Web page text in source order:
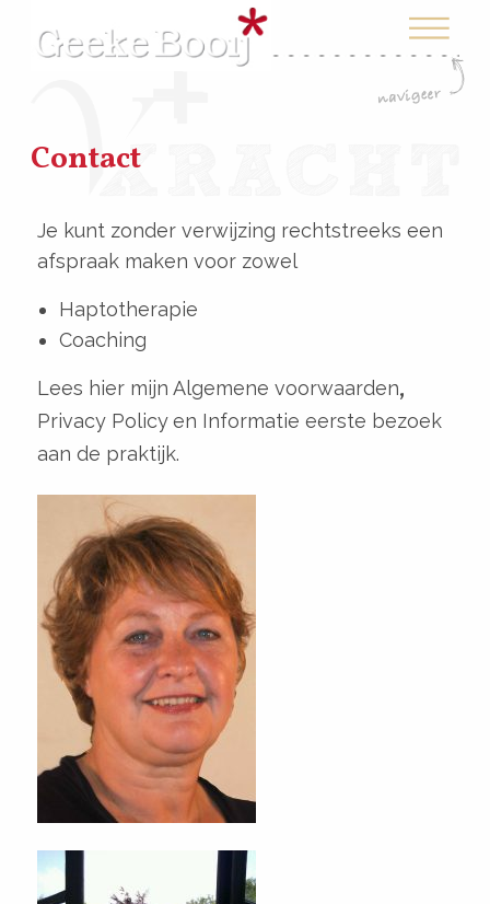
Contact
Je kunt zonder verwijzing rechtstreeks een
afspraak maken voor zowel
Haptotherapie
Coaching
Lees hier mijn Algemene voorwaarden,
Privacy Policyen Informatie eerste bezoek
aan de praktijk.